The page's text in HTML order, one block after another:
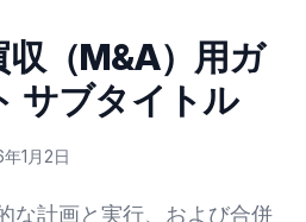
（M&A）用ガ
サブタイトル
1月2日
な計画と実行、および合併